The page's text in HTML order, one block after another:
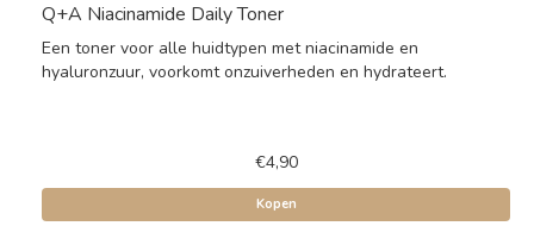
Q+A Niacinamide Daily Toner
Een toner voor alle huidtypen met niacinamide en
hyaluronzuur, voorkomt onzuiverheden en hydrateert.
€4,90
Kopen